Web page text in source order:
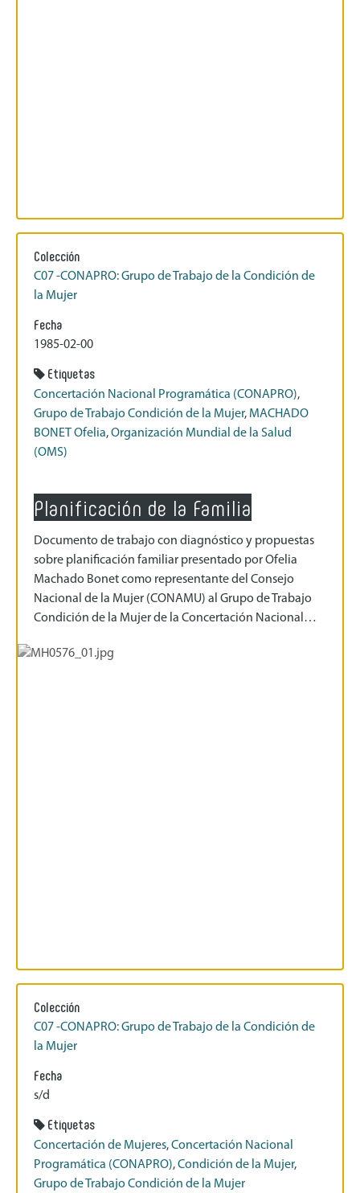
Colección
C07 -CONAPRO: Grupo de Trabajo de la Condición de
la Mujer
Fecha
1985-02-00
Etiquetas
Concertación Nacional Programática (CONAPRO),
Grupo de Trabajo Condición de la Mujer, MACHADO
BONET Ofelia,Organización Mundial de la Salud
(OMS)
Planificación de la Familia
Documento de trabajo con diagnóstico y propuestas
sobre planificación familiar presentado por Ofelia
Machado Bonet como representante del Consejo
Nacional de la Mujer (CONAMU) al Grupo de Trabajo
Condición de la Mujer de la Concertación Nacional…
Colección
C07 -CONAPRO: Grupo de Trabajo de la Condición de
la Mujer
Fecha
s/d
Etiquetas
Concertación de Mujeres,Concertación Nacional
Programática (CONAPRO),Condición de la Mujer,
Grupo de Trabajo Condición de la Mujer